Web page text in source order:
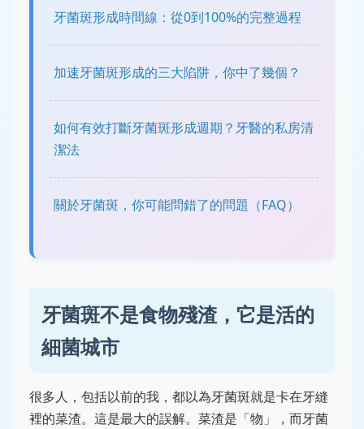
牙菌斑形成時間線：從0到100%的完整過程
加速牙菌斑形成的三大陷阱，你中了幾個？
如何有效打斷牙菌斑形成週期？牙醫的私房清
潔法
關於牙菌斑，你可能問錯了的問題（FAQ）
牙菌斑不是食物殘渣，它是活的
細菌城市
很多人，包括以前的我，都以為牙菌斑就是卡在牙縫
裡的菜渣。這是最大的誤解。菜渣是「物」，而牙菌